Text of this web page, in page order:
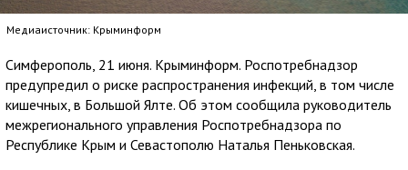
Медиаисточник: Крыминформ
Симферополь, 21 июня. Крыминформ. Роспотребнадзор
предупредил о риске распространения инфекций, в том числе
кишечных, в Большой Ялте. Об этом сообщила руководитель
межрегионального управления Роспотребнадзора по
Республике Крым и Севастополю Наталья Пеньковская.